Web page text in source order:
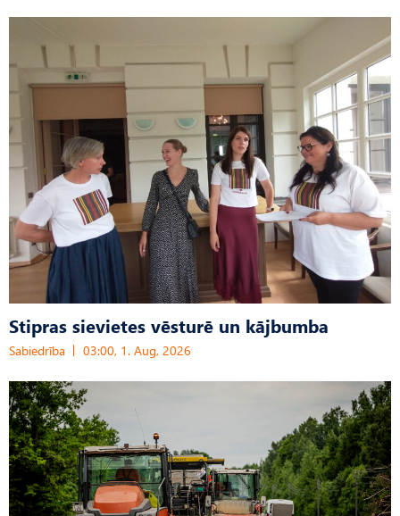
Stipras sievietes vēsturē un kājbumba
Sabiedrība 03:00, 1. Aug, 2026